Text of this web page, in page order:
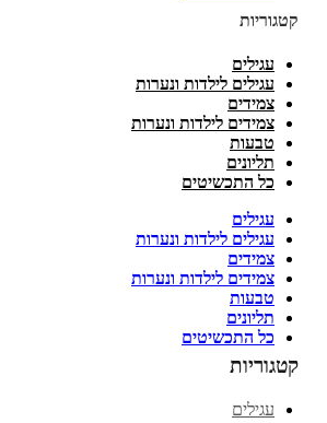
קטגוריות
עגילים
עגילים לילדות ונערות
צמידים
צמידים לילדות ונערות
טבעות
תליונים
כל התכשיטים
עגילים
עגילים לילדות ונערות
צמידים
צמידים לילדות ונערות
טבעות
תליונים
כל התכשיטים
קטגוריות
עגילים